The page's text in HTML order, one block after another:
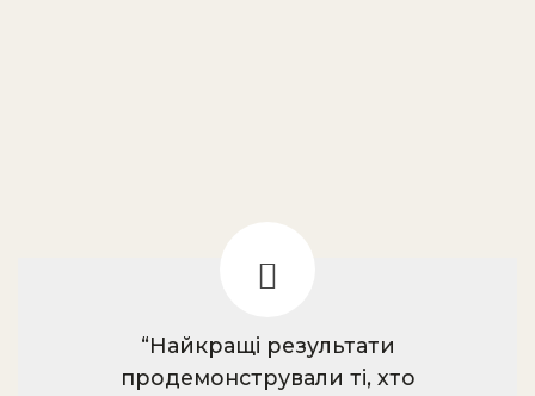
“Найкращі результати
продемонстрували ті, хто